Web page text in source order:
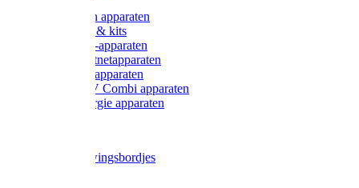
Onderdelen apparaten
Starter sets & kits
9V Batterij-apparaten
230V Lichtnetapparaten
12V Accu-apparaten
230V / 12V Combi apparaten
Zonne-energie apparaten
Waarschuwingsbordjes